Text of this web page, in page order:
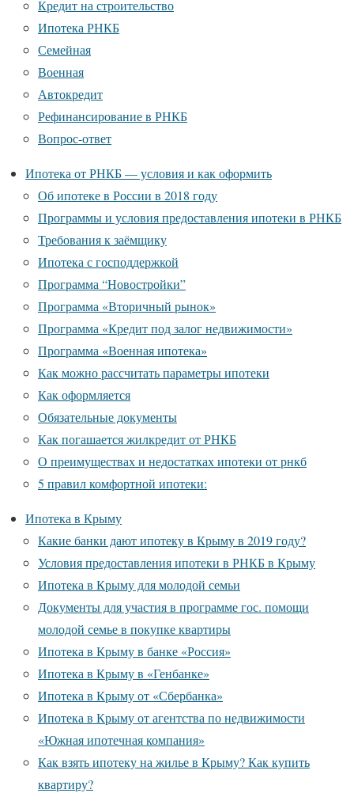
Кредит на строительство
Ипотека РНКБ
Семейная
Военная
Автокредит
Рефинансирование в РНКБ
Вопрос-ответ
Ипотека от РНКБ — условия и как оформить
Об ипотеке в России в 2018 году
Программы и условия предоставления ипотеки в РНКБ
Требования к заёмщику
Ипотека с господдержкой
Программа “Новостройки”
Программа «Вторичный рынок»
Программа «Кредит под залог недвижимости»
Программа «Военная ипотека»
Как можно рассчитать параметры ипотеки
Как оформляется
Обязательные документы
Как погашается жилкредит от РНКБ
О преимуществах и недостатках ипотеки от рнкб
5 правил комфортной ипотеки:
Ипотека в Крыму
Какие банки дают ипотеку в Крыму в 2019 году?
Условия предоставления ипотеки в РНКБ в Крыму
Ипотека в Крыму для молодой семьи
Документы для участия в программе гос. помощи
молодой семье в покупке квартиры
Ипотека в Крыму в банке «Россия»
Ипотека в Крыму в «Генбанке»
Ипотека в Крыму от «Сбербанка»
Ипотека в Крыму от агентства по недвижимости
«Южная ипотечная компания»
Как взять ипотеку на жилье в Крыму? Как купить
квартиру?